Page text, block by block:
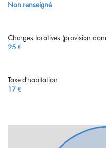
Non renseigné
Charges locatives (provision
25 €
Taxe d'habitation
17 €